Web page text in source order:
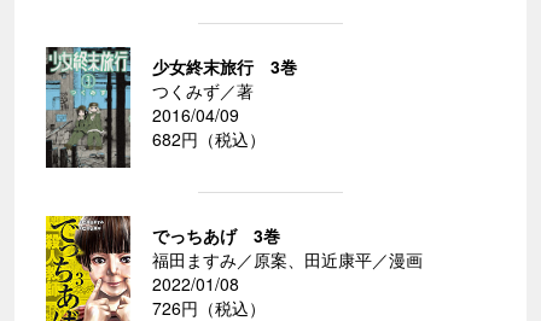
少女終末旅行 3巻
つくみず／著
2016/04/09
682円（税込）
でっちあげ 3巻
福田ますみ／原案、田近康平／漫画
2022/01/08
726円（税込）